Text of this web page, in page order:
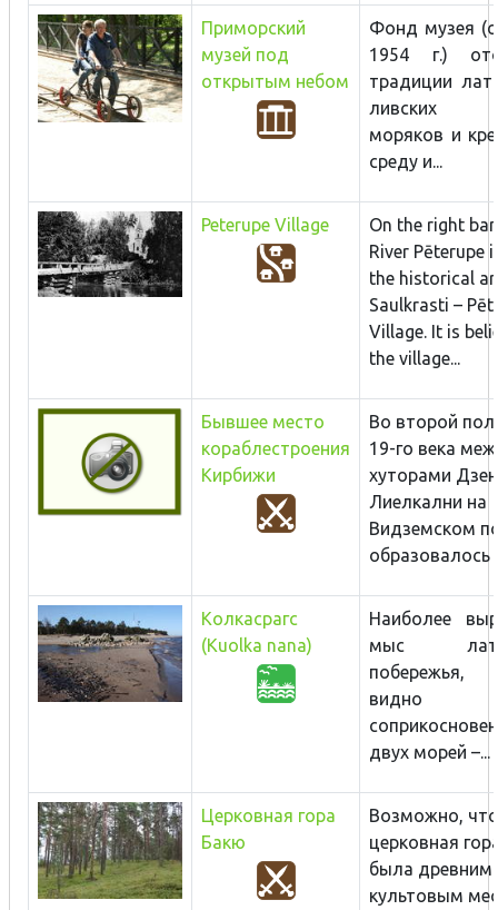
Приморский
музей под
открытым небом
Фонд музея
1954 г.)
традиции
ливских
моряков и
среду и...
Peterupe Village
On the right
River Pēterupe
the historical
Saulkrasti –
Village. It is
the village...
Бывшее место
кораблестроения
Кирбижи
Во второй
19-го века
хуторами
Лиелкални на
Видземском
образовалось
Колкасрагс
(Kuolka nana)
Наиболее
мыс
побережья,
видно
двух морей –...
Церковная гора
Бакю
Возможно, что
церковная
была древним
культовым